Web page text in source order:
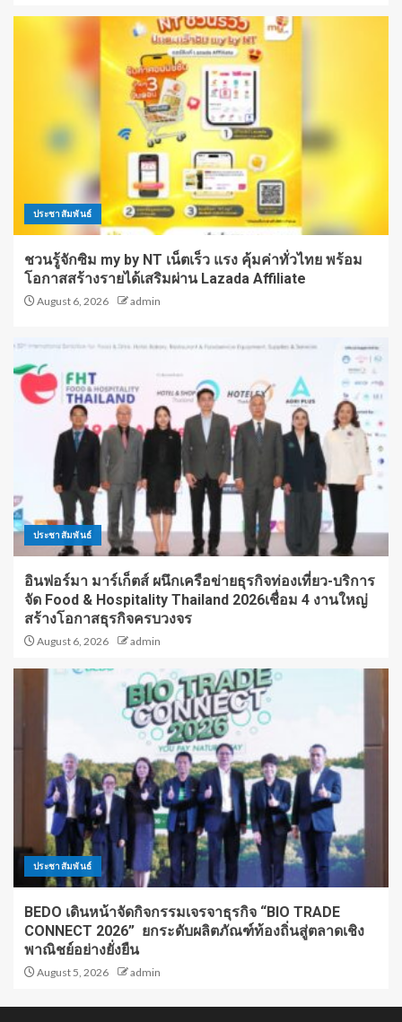
ประชาสัมพันธ์
ชวนรู้จักซิม my by NT เน็ตเร็ว แรง คุ้มค่าทั่วไทย พร้อม
โอกาสสร้างรายได้เสริมผ่าน Lazada Affiliate
August 6, 2026 admin
ประชาสัมพันธ์
อินฟอร์มา มาร์เก็ตส์ ผนึกเครือข่ายธุรกิจท่องเที่ยว-บริการ
จัด Food & Hospitality Thailand 2026เชื่อม 4 งานใหญ่
สร้างโอกาสธุรกิจครบวงจร
August 6, 2026 admin
ประชาสัมพันธ์
BEDO เดินหน้าจัดกิจกรรมเจรจาธุรกิจ “BIO TRADE
CONNECT 2026” ยกระดับผลิตภัณฑ์ท้องถิ่นสู่ตลาดเชิง
พาณิชย์อย่างยั่งยืน
August 5, 2026 admin